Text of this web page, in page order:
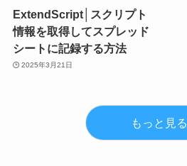
ExtendScript│スクリプト
情報を取得してスプレッド
シートに記録する方法
2025年3月21日
もっと見る